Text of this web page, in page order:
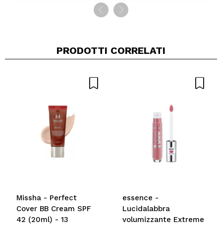
PRODOTTI CORRELATI
Missha - Perfect
Cover BB Cream SPF
42 (20ml) - 13
essence -
Lucidalabbra
volumizzante Extreme